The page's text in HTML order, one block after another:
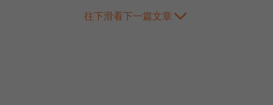
往下滑看下一篇文章